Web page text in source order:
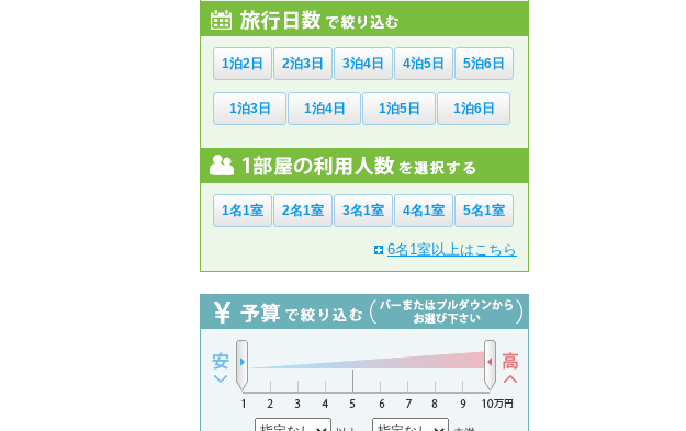
1泊2日 2泊3日 3泊4日 4泊5日 5泊6日
1泊3日 1泊4日 1泊5日 1泊6日
1名1室 2名1室 3名1室 4名1室 5名1室
6名1室以上はこちら